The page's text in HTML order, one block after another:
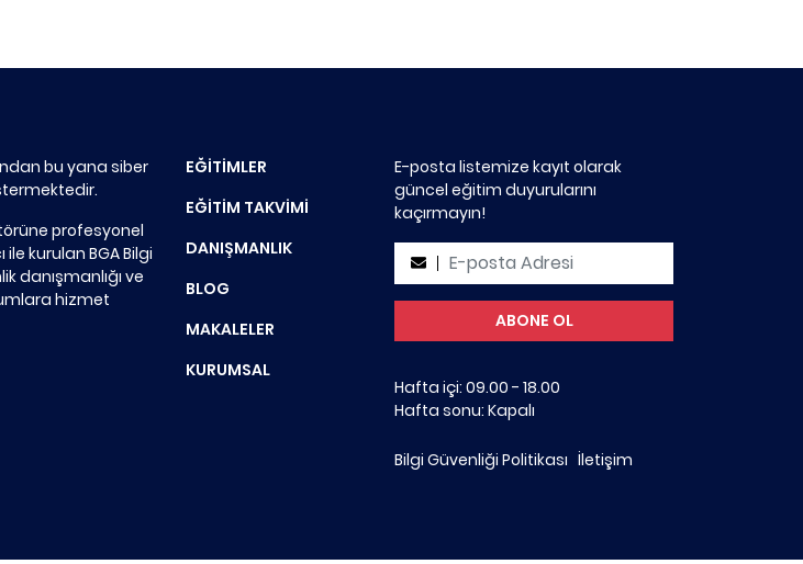
bu yana siber
profesyonel
kurulan BGA Bilgi
danışmanlığı ve
hizmet
EĞİTİMLER
EĞİTİM TAKVİMİ
DANIŞMANLIK
BLOG
MAKALELER
KURUMSAL
E-posta listemize kayıt olarak
güncel eğitim duyurularını
kaçırmayın!
Hafta içi: 09.00 - 18.00
Hafta sonu: Kapalı
Bilgi Güvenliği Politikası İletişim